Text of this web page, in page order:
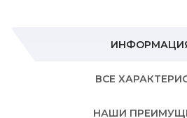
ВСЕ
НАШИ